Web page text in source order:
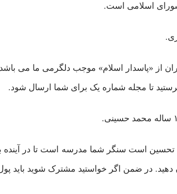
اسلامی است.
از «پاسدار اسلام» موجب دلگرمی ما می باشد
تا مجله شماره یک برای شما ارسال شود.
است سنگر شما مدرسه است تا در آینده
دهید. در ضمن اگر خواستید مشترک شوید باید